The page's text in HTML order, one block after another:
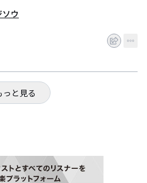
ウ
っと見る